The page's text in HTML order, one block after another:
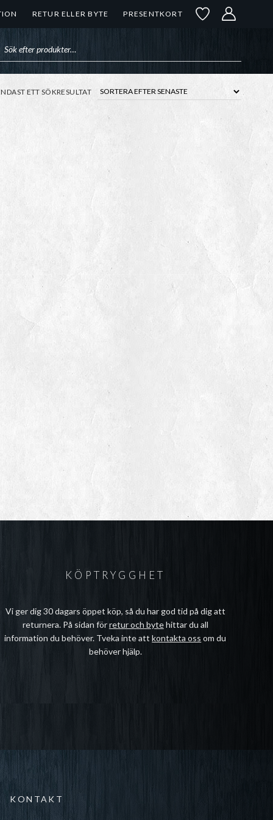
RETUR ELLER BYTE PRESENTKORT
ETT SÖKRESULTAT
KÖPTRYGGHET
Vi ger dig 30 dagars öppet köp, så du har god tid på dig att
returnera. På sidan förretur och bytehittar du all
information du behöver. Tveka inte attkontakta oss om du
behöver hjälp.
KONTAKT